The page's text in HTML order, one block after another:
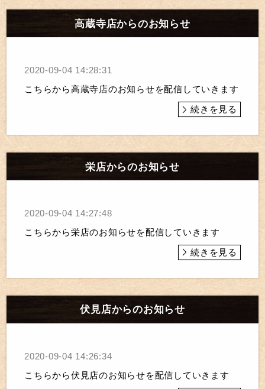
高蔵寺店からのお知らせ
2020-09-04 14:28:31
こちらから高蔵寺店のお知らせを配信していきます
続きを見る
栄店からのお知らせ
2020-09-04 14:27:48
こちらから栄店のお知らせを配信していきます
続きを見る
伏見店からのお知らせ
2020-09-04 14:26:34
こちらから伏見店のお知らせを配信していきます